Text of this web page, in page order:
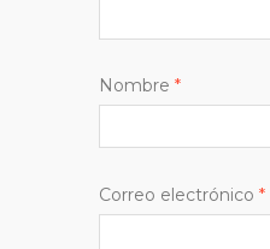
Nombre *
Correo electrónico *